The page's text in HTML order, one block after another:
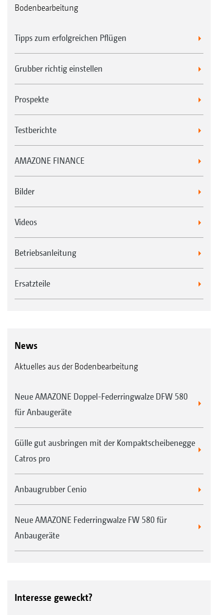
Bodenbearbeitung
Tipps zum erfolgreichen Pflügen
Grubber richtig einstellen
Prospekte
Testberichte
AMAZONE FINANCE
Bilder
Videos
Betriebsanleitung
Ersatzteile
News
Aktuelles aus der Bodenbearbeitung
Neue AMAZONE Doppel-Federringwalze DFW 580
für Anbaugeräte
Gülle gut ausbringen mit der Kompaktscheibenegge
Catros pro
Anbaugrubber Cenio
Neue AMAZONE Federringwalze FW 580 für
Anbaugeräte
Interesse geweckt?